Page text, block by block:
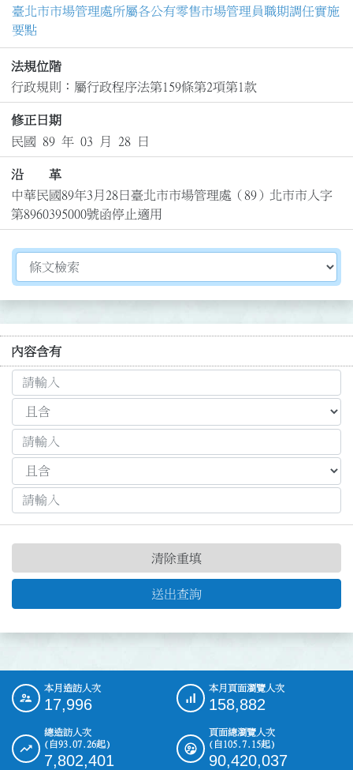
臺北市市場管理處所屬各公有零售市場管理員職期調任實施
要點
法規位階
行政規則：屬行政程序法第159條第2項第1款
修正日期
民國 89 年 03 月 28 日
沿 革
中華民國89年3月28日臺北市市場管理處（89）北市市人字
第8960395000號函停止適用
切換選擇法規資訊內容
內容含有
送出查詢
清除重填
::: 本月造訪人次
17,996
本月頁面瀏覽人次
158,882
總造訪人次
(自93.07.26起)
7,802,401
頁面總瀏覽人次
(自105.7.15起)
90,420,037